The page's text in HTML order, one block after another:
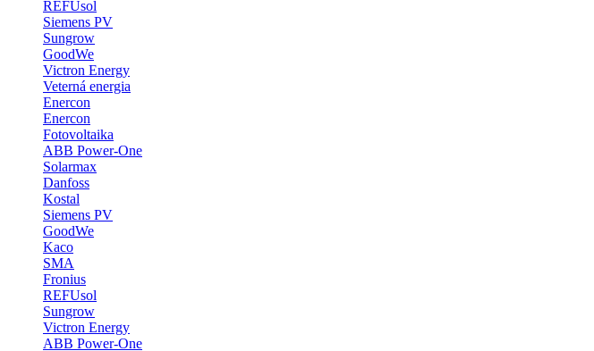
REFUsol
Siemens PV
Sungrow
GoodWe
Victron Energy
Veterná energia
Enercon
Enercon
Fotovoltaika
ABB Power-One
Solarmax
Danfoss
Kostal
Siemens PV
GoodWe
Kaco
SMA
Fronius
REFUsol
Sungrow
Victron Energy
ABB Power-One